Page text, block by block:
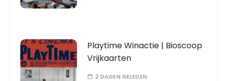
Playtime Winactie | Bioscoop
Vrijkaarten
2 DAGEN GELEDEN